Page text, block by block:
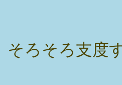
そろそろ支度